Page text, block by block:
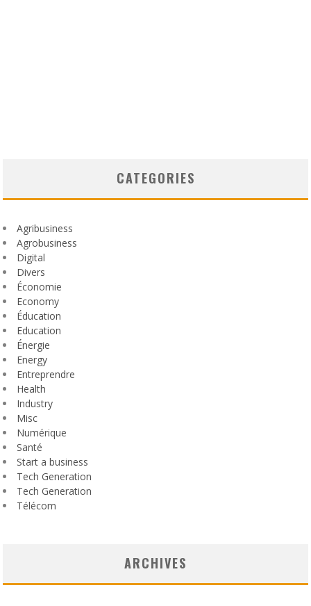
CATEGORIES
Agribusiness
Agrobusiness
Digital
Divers
Économie
Economy
Éducation
Education
Énergie
Energy
Entreprendre
Health
Industry
Misc
Numérique
Santé
Start a business
Tech Generation
Tech Generation
Télécom
ARCHIVES